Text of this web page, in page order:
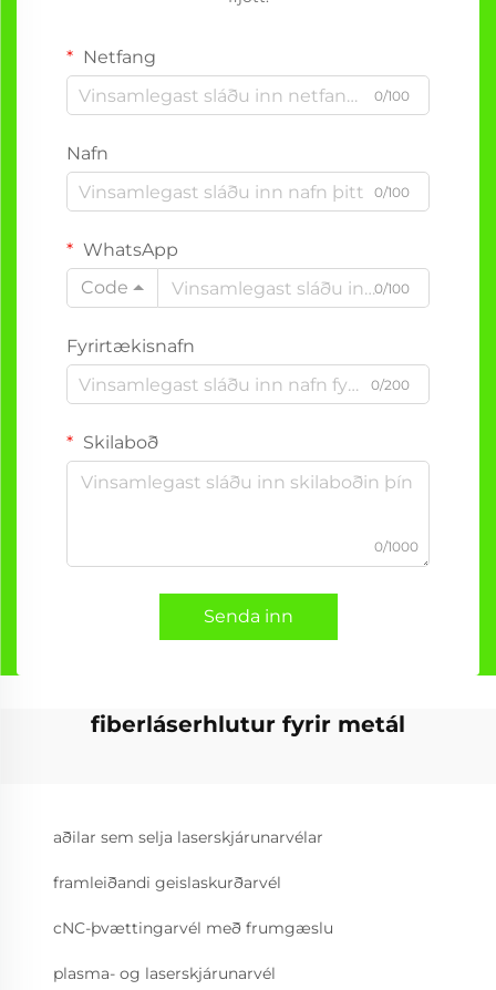
Netfang
0/100
Nafn
0/100
WhatsApp
Code
0/100
Fyrirtækisnafn
0/200
Skilaboð
0/1000
Senda inn
fiberláserhlutur fyrir metál
aðilar sem selja laserskjárunarvélar
framleiðandi geislaskurðarvél
cNC-þvættingarvél með frumgæslu
plasma- og laserskjárunarvél